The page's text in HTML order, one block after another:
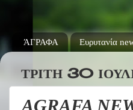
ΆΓΡΑΦΑ Ευρυτανία
ΤΡΊΤΗ 30
AGRAFA